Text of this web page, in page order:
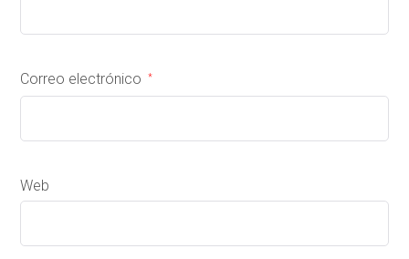
Correo electrónico *
Web